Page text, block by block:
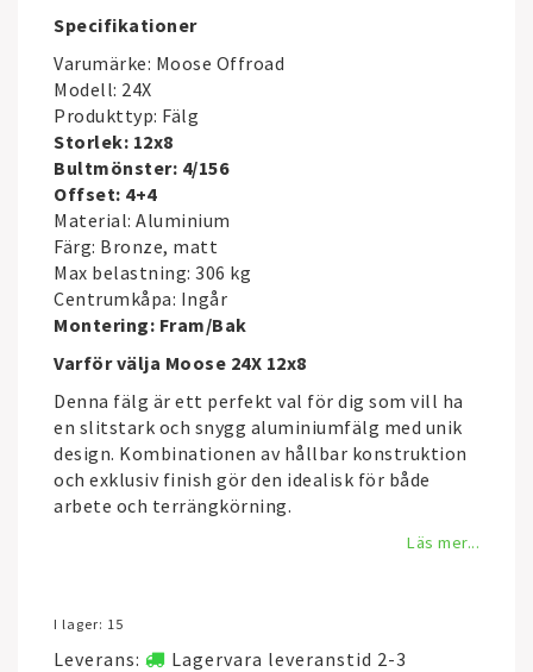
Specifikationer
Varumärke: Moose Offroad
Modell: 24X
Produkttyp: Fälg
Storlek: 12x8
Bultmönster: 4/156
Offset: 4+4
Material: Aluminium
Färg: Bronze, matt
Max belastning: 306 kg
Centrumkåpa: Ingår
Montering: Fram/Bak
Varför välja Moose 24X 12x8
Denna fälg är ett perfekt val för dig som vill ha
en slitstark och snygg aluminiumfälg med unik
design. Kombinationen av hållbar konstruktion
och exklusiv finish gör den idealisk för både
arbete och terrängkörning.
Läs mer...
I lager: 15
Leverans:
Lagervara leveranstid 2-3